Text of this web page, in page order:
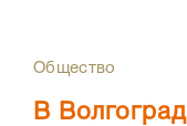
Общество
В